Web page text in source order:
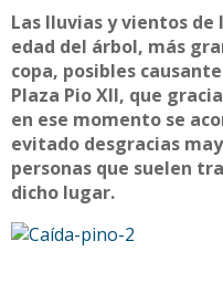
Las lluvias y vientos
edad del árbol, más
copa, posibles
Plaza Pio XII, que
en ese momento se
evitado desgracias
personas que suelen
dicho lugar.